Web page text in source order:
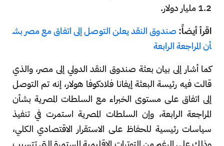
1.2 مليار دولار.
اقرأ أيضاً: صندوق النقد يعلن التوصل إلى اتفاق مع مصر بش
أن المراجعة الرابعة
كما أشار إلى بيان بعثة صندوق النقد الدولي إلى مصر، والذي
قالت فيه رئيسة البعثة إيفانا فلادكوفا هولار، إنه تم التوصل
إلى اتفاق على مستوى الخبراء مع السلطات المصرية بشأن
المراجعة الرابعة، وإن السلطات المصرية استمرت في تنفيذ
سياسات رئيسية للحفاظ على الاستقرار الاقتصادي الكلي،